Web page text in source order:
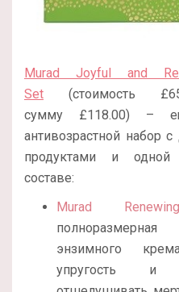
Murad Joyful and
Set (стоимость
сумму £118.00) –
антивозрастной набор
продуктами и
составе:
Murad
энзимного
упругость и